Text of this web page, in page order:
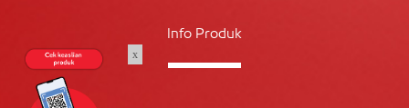
Info Produk
x